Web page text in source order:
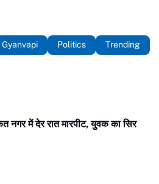
Gyanvapi Politics Trending
नगर में देर रात मारपीट, युवक का सिर